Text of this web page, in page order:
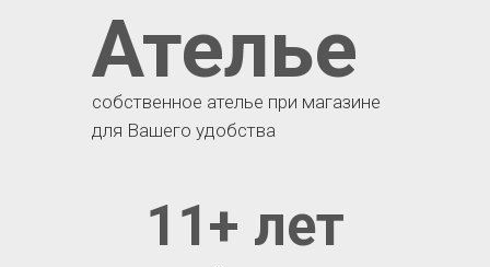
11+ лет
Ателье
собственное ателье при магазине
для Вашего удобства